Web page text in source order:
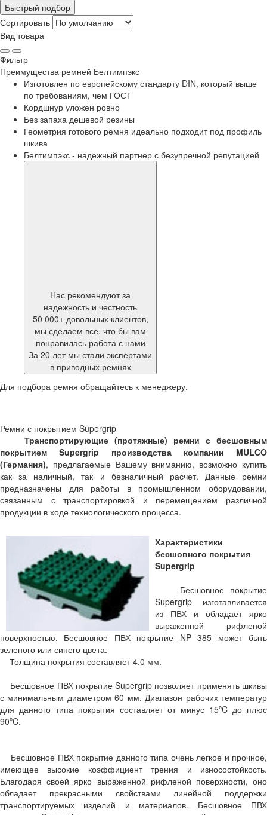
Быстрый подбор
Сортировать
Вид товара
Фильтр
Преимущества ремней Белтимпэкс
Изготовлен по европейскому стандарту DIN, который выше
по требованиям, чем ГОСТ
Кордшнур уложен ровно
Без запаха дешевой резины
Геометрия готового ремня идеально подходит под профиль
шкива
Белтимпэкс - надежный партнер с безупречной репутацией
Нас рекомендуют за
надежность и честность
50 000+ довольных клиентов,
мы сделаем все, что бы вам
понравилась работа с нами
За 20 лет мы стали экспертами
в приводных ремнях
Для подбора ремня обращайтесь к менеджеру.
Ремни с покрытием Supergrip
Транспортирующие (протяжные) ремни с бесшовным
покрытием Supergrip производства компании MULCO
(Германия), предлагаемые Вашему вниманию, возможно купить
как за наличный, так и безналичный расчет. Данные ремни
предназначены для работы в промышленном оборудовании,
связанным с транспортировкой и перемещением различной
продукции в ходе технологического процесса.
Характеристики
бесшовного покрытия
Supergrip
Бесшовное покрытие
Supergrip изготавливается
из ПВХ и обладает ярко
выраженной рифленой
поверхностью. Бесшовное ПВХ покрытие NP 385 может быть
зеленого или синего цвета.
Толщина покрытия составляет 4.0 мм.
Бесшовное ПВХ покрытие Supergrip позволяет применять шкивы
с минимальным диаметром 60 мм. Диапазон рабочих температур
для данного типа покрытия составляет от минус 15ºC до плюс
90ºC.
Бесшовное ПВХ покрытие данного типа очень легкое и прочное,
имеющее высокие коэффициент трения и износостойкость.
Благодаря своей ярко выраженной рифленой поверхности, оно
обладает прекрасными свойствами линейной поддержки
транспортируемых изделий и материалов. Бесшовное ПВХ